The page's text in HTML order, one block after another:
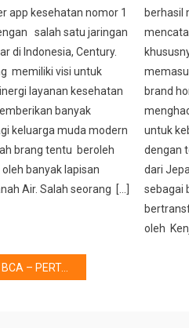
app kesehatan nomor 1
salah satu jaringan
di Indonesia, Century.
memiliki visi untuk
layanan kesehatan
banyak
keluarga muda modern
brang tentu beroleh
banyak lapisan
Air. Salah seorang […]
berhasil
brand
untuk
dengan
dari
sebagai
oleh
KAWAN NUSANTARA “IDENTITAS”